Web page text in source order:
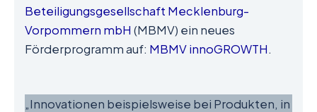
Beteiligungsgesellschaft Mecklenburg-
Vorpommern mbH (MBMV) ein neues
Förderprogramm auf: MBMV innoGROWTH.
„Innovationen beispielsweise bei Produkten, in